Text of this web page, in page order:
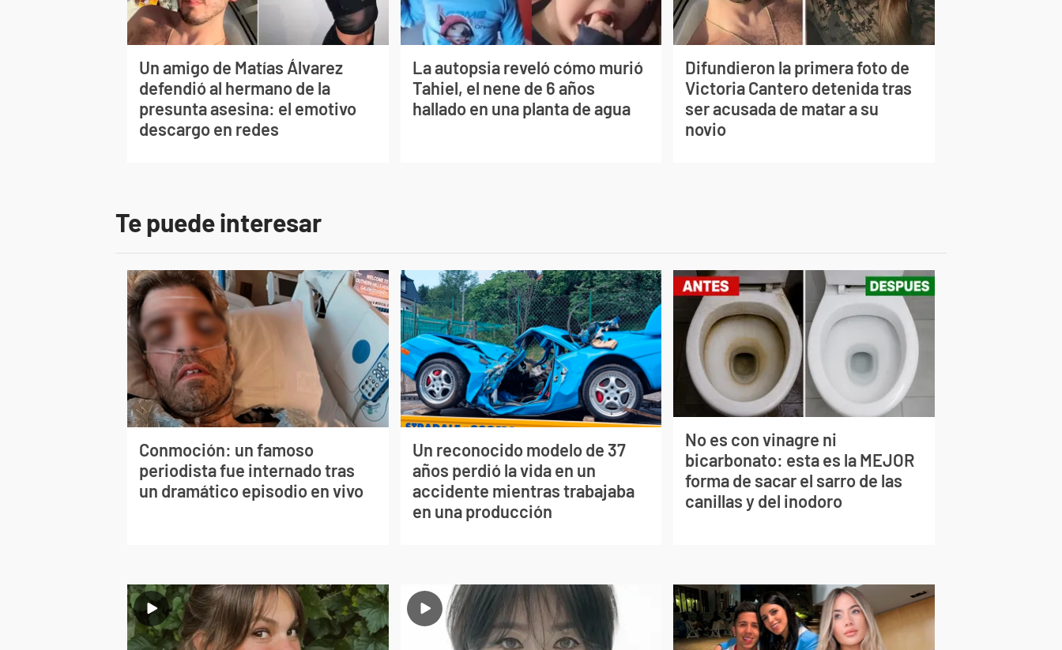
Un amigo de Matías Álvarez
defendió al hermano de la
presunta asesina: el emotivo
descargo en redes
La autopsia reveló cómo murió
Tahiel, el nene de 6 años
hallado en una planta de agua
Difundieron la primera foto de
Victoria Cantero detenida tras
ser acusada de matar a su
novio
Te puede interesar
Conmoción: un famoso
periodista fue internado tras
un dramático episodio en vivo
Un reconocido modelo de 37
años perdió la vida en un
accidente mientras trabajaba
en una producción
No es con vinagre ni
bicarbonato: esta es la MEJOR
forma de sacar el sarro de las
canillas y del inodoro